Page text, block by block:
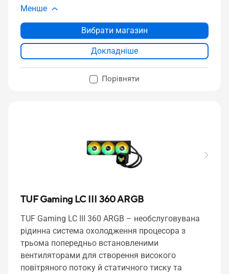
Менше
Вибрати магазин
Докладніше
Порівняти
TUF Gaming LC III 360 ARGB
TUF Gaming LC III 360 ARGB – необслуговувана
рідинна система охолодження процесора з
трьома попередньо встановленими
вентиляторами для створення високого
повітряного потоку й статичного тиску та